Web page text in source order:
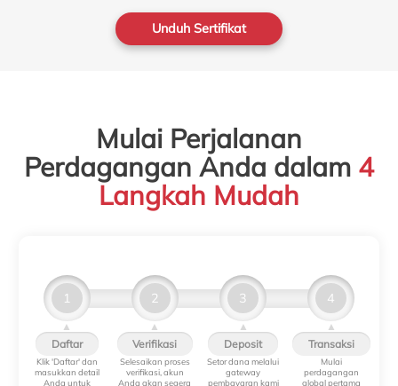
Unduh Sertifikat
Mulai Perjalanan
Perdagangan Anda dalam 4
Langkah Mudah
1
▲
Daftar
Klik 'Daftar' dan
masukkan detail
Anda untuk
2
▲
Verifikasi
Selesaikan proses
verifikasi, akun
Anda akan segera
3
▲
Deposit
Setor dana melalui
gateway
pembayaran kami
4
▲
Transaksi
Mulai
perdagangan
global pertama